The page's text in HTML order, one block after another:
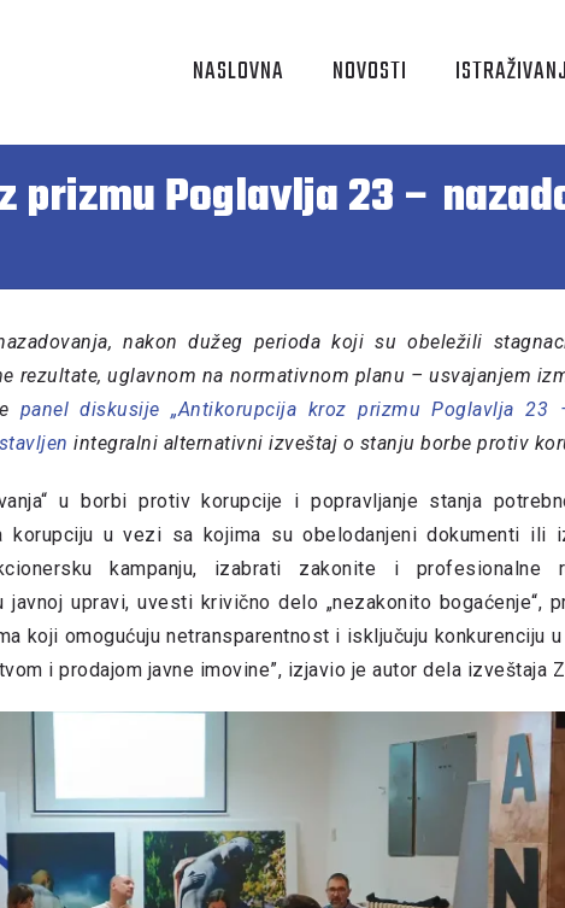
NASLOVNA NOVOSTI
Poglavlja 23 –
nakon dužeg perioda koji su obeležili
rezultate, uglavnom na normativnom planu – usvajanjem
panel diskusije „Antikorupcija kroz prizmu Poglavlja 23
integralni alternativni izveštaj o stanju borbe protiv
u borbi protiv korupcije i popravljanje stanja
korupciju u vezi sa kojima su obelodanjeni dokumenti ili
kampanju, izabrati zakonite i profesionalne
upravi, uvesti krivično delo „nezakonito bogaćenje“,
koji omogućuju netransparentnost i isključuju konkurenciju
i prodajom javne imovine”, izjavio je autor dela izveštaja